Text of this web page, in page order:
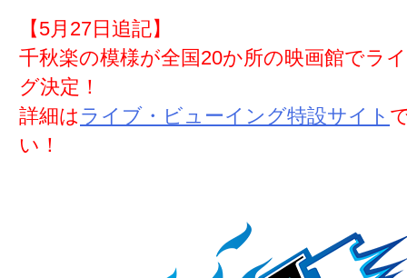
【5月27日追記】
千秋楽の模様が全国20か所の映画館でラ
グ決定！
詳細は ライブ・ビューイング特設サイト
い！